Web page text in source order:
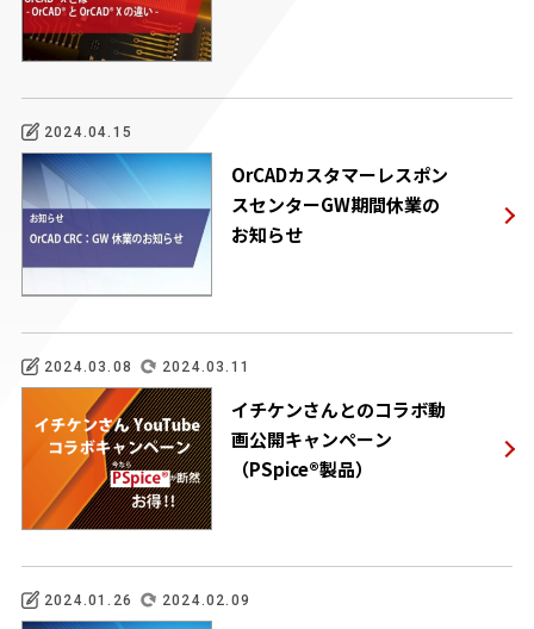
2024.04.15
OrCADカスタマーレスポン
スセンターGW期間休業の
お知らせ
2024.03.08 2024.03.11
イチケンさんとのコラボ動
画公開キャンペーン
（PSpice®製品）
2024.01.26 2024.02.09